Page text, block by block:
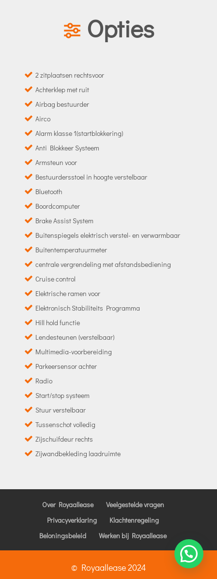
Opties
2 zitplaatsen rechtsvoor
Achterklep met ruit
Airbag bestuurder
Airco
Alarm klasse 1(startblokkering)
Anti Blokkeer Systeem
Armsteun voor
Bestuurdersstoel in hoogte verstelbaar
Bluetooth
Boordcomputer
Brake Assist System
Buitenspiegels elektrisch verstel- en verwarmbaar
Buitentemperatuurmeter
centrale vergrendeling met afstandsbediening
Cruise control
Elektrische ramen voor
Elektronisch Stabiliteits Programma
Hill hold functie
Lendesteunen (verstelbaar)
Multimedia-voorbereiding
Parkeersensor achter
Radio
Start/stop systeem
Stuur verstelbaar
Tussenschot volledig
Zijschuifdeur rechts
Zijwandbekleding laadruimte
Over Royaallease
Veelgestelde vragen
Privacyverklaring
Klachtenregeling
Beloningsbeleid
Werken bij Royaallease
© Royaallease 2024